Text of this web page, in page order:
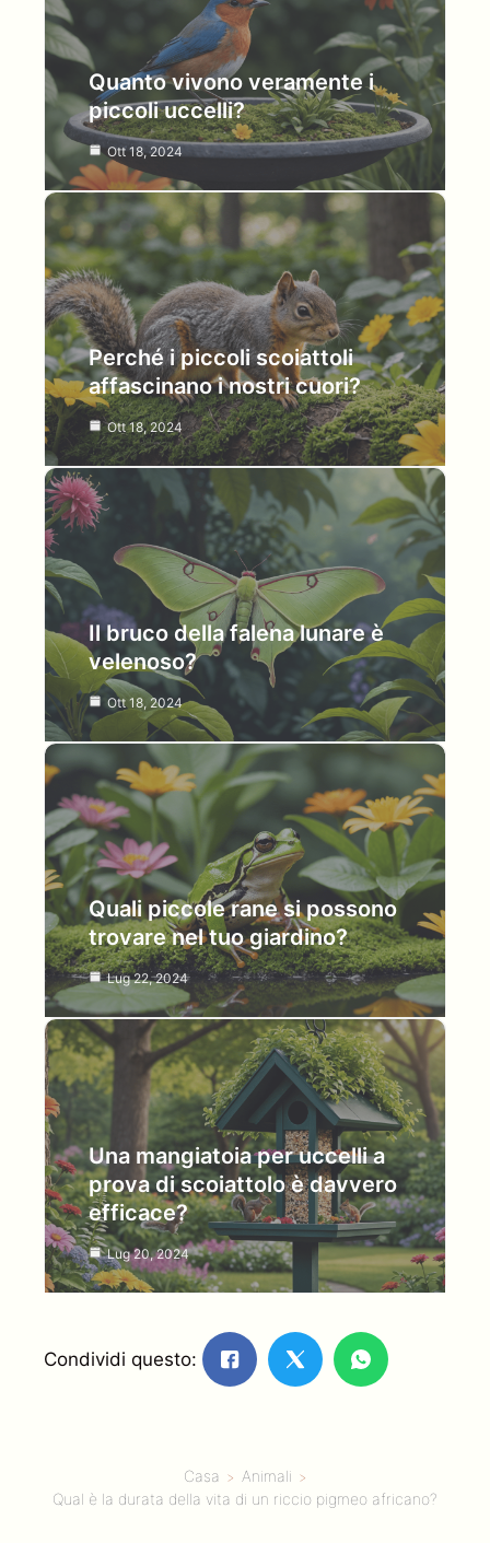
Quanto vivono veramente i
piccoli uccelli?
Ott 18, 2024
Perché i piccoli scoiattoli
affascinano i nostri cuori?
Ott 18, 2024
Il bruco della falena lunare è
velenoso?
Ott 18, 2024
Quali piccole rane si possono
trovare nel tuo giardino?
Lug 22, 2024
Una mangiatoia per uccelli a
prova di scoiattolo è davvero
efficace?
Lug 20, 2024
Condividi questo:
Casa
Animali
Qual è la durata della vita di un riccio pigmeo africano?